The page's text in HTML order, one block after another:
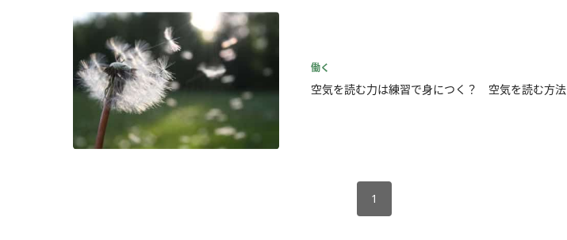
働く
空気を読む力は練習で身につく？ 空気を読む方法
1